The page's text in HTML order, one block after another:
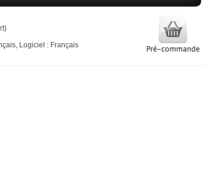
Logiciel : Français